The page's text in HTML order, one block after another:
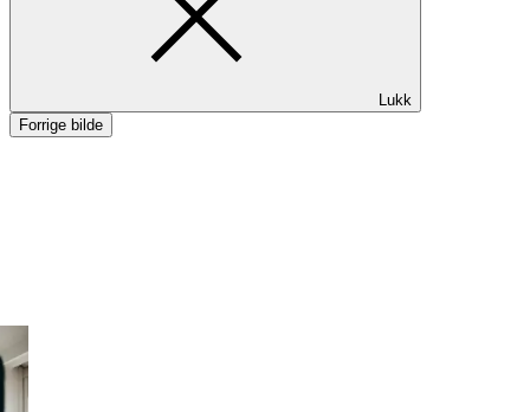
Mat og drikke
Aktiviteter
Lukk
Forrige bilde